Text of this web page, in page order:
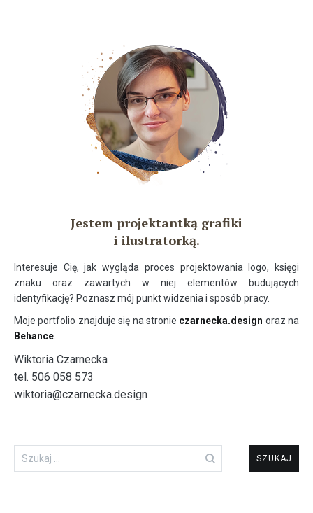
Jestem projektantką grafiki
i ilustratorką.
Interesuje Cię, jak wygląda proces projektowania logo, księgi
znaku oraz zawartych w niej elementów budujących
identyfikację? Poznasz mój punkt widzenia i sposób pracy.
Moje portfolio znajduje się na stronie czarnecka.design oraz na
Behance.
Wiktoria Czarnecka
tel. 506 058 573
wiktoria@czarnecka.design
Szukaj: